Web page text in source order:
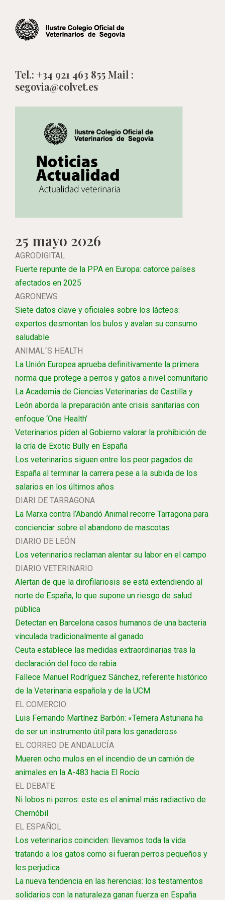
Tel.: +34 921 463 855 Mail :
segovia@colvet.es
25 mayo 2026
AGRODIGITAL
Fuerte repunte de la PPA en Europa: catorce países
afectados en 2025
AGRONEWS
Siete datos clave y oficiales sobre los lácteos:
expertos desmontan los bulos y avalan su consumo
saludable
ANIMAL´S HEALTH
La Unión Europea aprueba definitivamente la primera
norma que protege a perros y gatos a nivel comunitario
La Academia de Ciencias Veterinarias de Castilla y
León aborda la preparación ante crisis sanitarias con
enfoque ‘One Health’
Veterinarios piden al Gobierno valorar la prohibición de
la cría de Exotic Bully en España
Los veterinarios siguen entre los peor pagados de
España al terminar la carrera pese a la subida de los
salarios en los últimos años
DIARI DE TARRAGONA
La Marxa contra l’Abandó Animal recorre Tarragona para
concienciar sobre el abandono de mascotas
DIARIO DE LEÓN
Los veterinarios reclaman alentar su labor en el campo
DIARIO VETERINARIO
Alertan de que la dirofilariosis se está extendiendo al
norte de España, lo que supone un riesgo de salud
pública
Detectan en Barcelona casos humanos de una bacteria
vinculada tradicionalmente al ganado
Ceuta establece las medidas extraordinarias tras la
declaración del foco de rabia
Fallece Manuel Rodríguez Sánchez, referente histórico
de la Veterinaria española y de la UCM
EL COMERCIO
Luis Fernando Martínez Barbón: «Ternera Asturiana ha
de ser un instrumento útil para los ganaderos»
EL CORREO DE ANDALUCÍA
Mueren ocho mulos en el incendio de un camión de
animales en la A-483 hacia El Rocío
EL DEBATE
Ni lobos ni perros: este es el animal más radiactivo de
Chernóbil
EL ESPAÑOL
Los veterinarios coinciden: llevamos toda la vida
tratando a los gatos como si fueran perros pequeños y
les perjudica
La nueva tendencia en las herencias: los testamentos
solidarios con la naturaleza ganan fuerza en España